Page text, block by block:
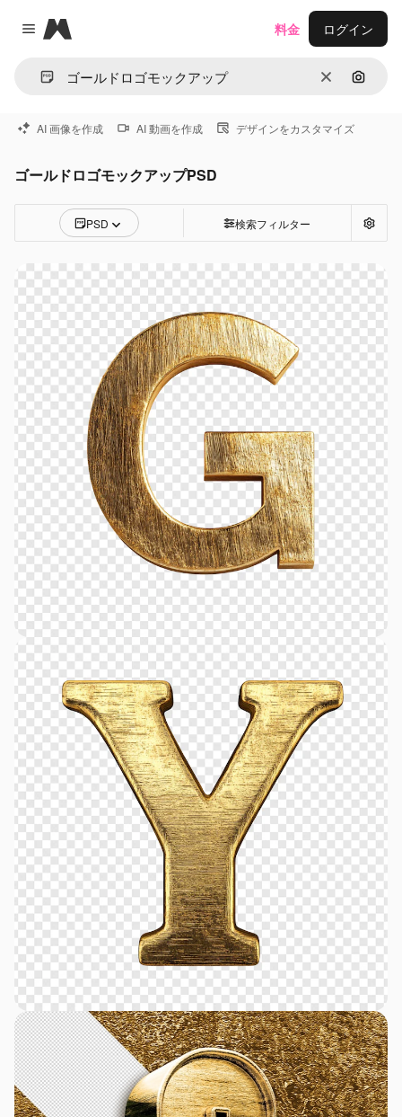
Close menu
Magnific
消去 画像で
料金 ログイン
AI 画像を作成 AI 動画を作成 デザインをカスタマイズ
ゴールドロゴモックアップPSD
PSD 検索フィルター